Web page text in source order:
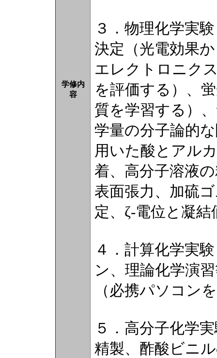
学修内
容
３．物理化学実
決定（光電効果
エレクトロニク
を評価する）、
質を学習する）
学量の分子論的
用いた酸とアル
着、高分子溶液
表面張力、加硫ゴ
定、ζ-電位と凝結
４．計算化学実
ン、理論化学演
（必携パソコン
５．高分子化学
精製、酢酸ビニ